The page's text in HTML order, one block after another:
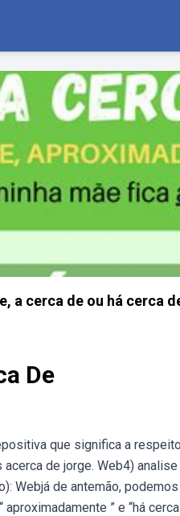
a cerca de ou há cerca
De
que significa a
de jorge. Web4)
Webjá de antemão,
aproximadamente ” e “há